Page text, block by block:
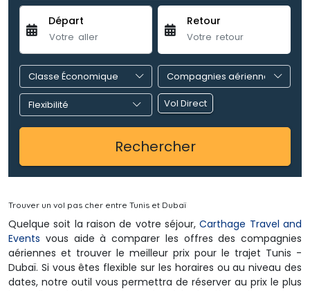
Départ Retour
Vol Direct
Rechercher
Trouver un vol pas cher entre Tunis et Dubaï
Quelque soit la raison de votre séjour, Carthage Travel and
Events vous aide à comparer les offres des compagnies
aériennes et trouver le meilleur prix pour le trajet Tunis -
Dubaï. Si vous êtes flexible sur les horaires ou au niveau des
dates, notre outil vous permettra de réserver au prix le plus